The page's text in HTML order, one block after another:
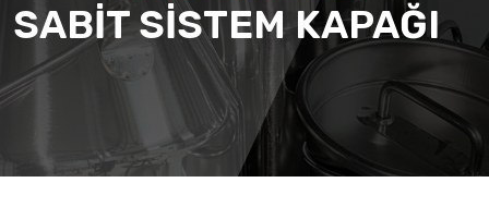
SABİT SİSTEM KAPAĞI